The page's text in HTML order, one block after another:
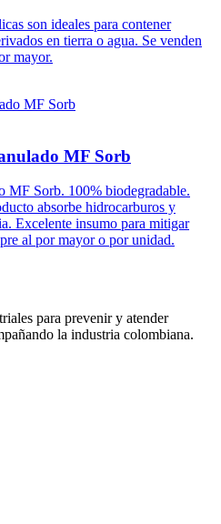
son ideales para contener
en tierra o agua. Se venden
mayor.
MF Sorb
MF Sorb. 100% biodegradable.
absorbe hidrocarburos y
Excelente insumo para mitigar
al por mayor o por unidad.
para prevenir y atender
la industria colombiana.